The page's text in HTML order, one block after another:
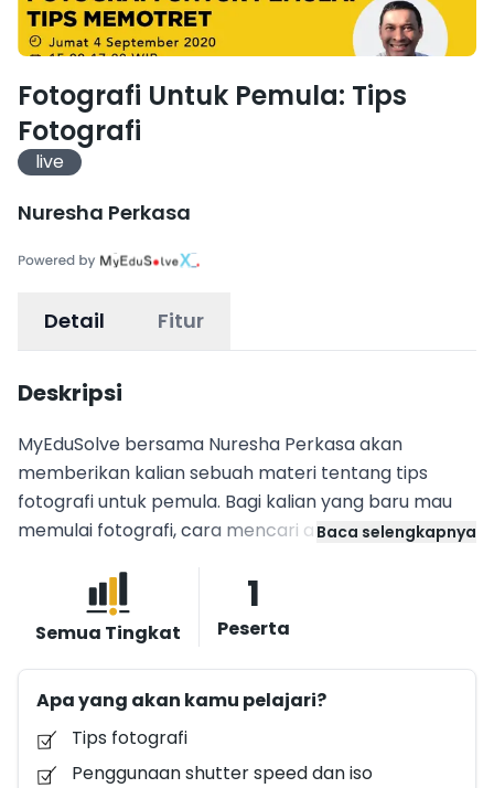
Keranjang Saya
Profil
Fotografi Untuk Pemula: Tips
Fotografi
live
Nuresha Perkasa
Detail Fitur
Deskripsi
MyEduSolve bersama Nuresha Perkasa akan
memberikan kalian sebuah materi tentang tips
fotografi untuk pemula. Bagi kalian yang baru mau
memulai fotografi, cara mencari angle yang tepat,
ini adalah kelas yang cocok buat kalian!
Baca selengkapnya
Semua Tingkat
1
Peserta
Apa yang akan kamu pelajari?
Tips fotografi
Penggunaan shutter speed dan iso